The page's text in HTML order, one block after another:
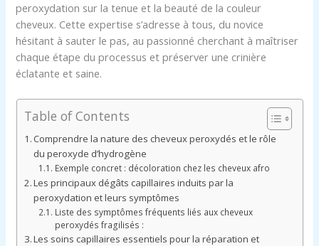
peroxydation sur la tenue et la beauté de la couleur
cheveux. Cette expertise s’adresse à tous, du novice
hésitant à sauter le pas, au passionné cherchant à maîtriser
chaque étape du processus et préserver une crinière
éclatante et saine.
Table of Contents
Comprendre la nature des cheveux peroxydés et le rôle
du peroxyde d’hydrogène
Exemple concret : décoloration chez les cheveux afro
Les principaux dégâts capillaires induits par la
peroxydation et leurs symptômes
Liste des symptômes fréquents liés aux cheveux
peroxydés fragilisés :
Les soins capillaires essentiels pour la réparation et